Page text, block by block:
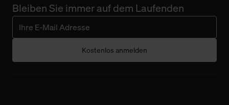
Bleiben Sie immer auf dem Laufenden
Kostenlos anmelden